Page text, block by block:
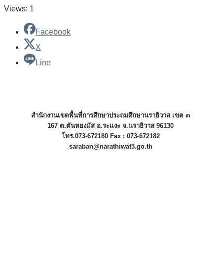
Views: 1
Facebook
X
Line
สำนักงานเขตพื้นที่การศึกษาประถมศึกษานราธิวาส เขต ๓
167 ต.ตันหยงมัส อ.ระแงะ จ.นราธิวาส 96130
โทร.073-672180 Fax : 073-672182
saraban@narathiwat3.go.th